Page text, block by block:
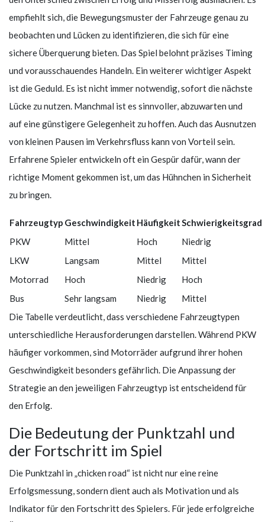
empfiehlt sich, die Bewegungsmuster der Fahrzeuge genau zu
beobachten und Lücken zu identifizieren, die sich für eine
sichere Überquerung bieten. Das Spiel belohnt präzises Timing
und vorausschauendes Handeln. Ein weiterer wichtiger Aspekt
ist die Geduld. Es ist nicht immer notwendig, sofort die nächste
Lücke zu nutzen. Manchmal ist es sinnvoller, abzuwarten und
auf eine günstigere Gelegenheit zu hoffen. Auch das Ausnutzen
von kleinen Pausen im Verkehrsfluss kann von Vorteil sein.
Erfahrene Spieler entwickeln oft ein Gespür dafür, wann der
richtige Moment gekommen ist, um das Hühnchen in Sicherheit
zu bringen.
Fahrzeugtyp Geschwindigkeit HäufigkeitSchwierigkeitsgrad
PKW
Mittel Hoch
Niedrig
LKW
Langsam Mittel
Mittel
Motorrad
Hoch Niedrig
Hoch
Bus
Sehr langsam Niedrig
Mittel
Die Tabelle verdeutlicht, dass verschiedene Fahrzeugtypen
unterschiedliche Herausforderungen darstellen. Während PKW
häufiger vorkommen, sind Motorräder aufgrund ihrer hohen
Geschwindigkeit besonders gefährlich. Die Anpassung der
Strategie an den jeweiligen Fahrzeugtyp ist entscheidend für
den Erfolg.
Die Bedeutung der Punktzahl und
der Fortschritt im Spiel
Die Punktzahl in „chicken road“ ist nicht nur eine reine
Erfolgsmessung, sondern dient auch als Motivation und als
Indikator für den Fortschritt des Spielers. Für jede erfolgreiche